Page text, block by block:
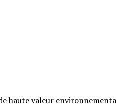
haute valeur